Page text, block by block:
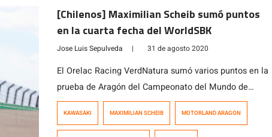
confirmar las buenas expectativas adquiridas tras […]
[Chilenos] Maximilian Scheib sumó puntos
en la cuarta fecha del WorldSBK
Jose Luis Sepulveda | 31 de agosto 2020
El Orelac Racing VerdNatura sumó varios puntos en la
prueba de Aragón del Campeonato del Mundo de
Superbikes, con un Maximilian Scheib que tuvo
KAWASAKI MAXIMILIAN SCHEIB MOTORLAND ARAGON